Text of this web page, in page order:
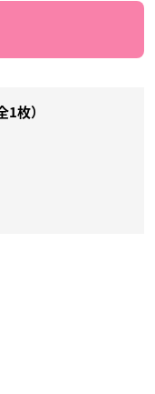
1枚）